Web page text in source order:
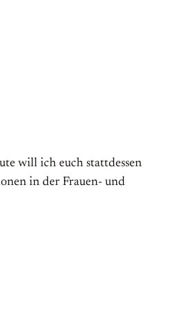
will ich euch stattdessen
in der Frauen- und